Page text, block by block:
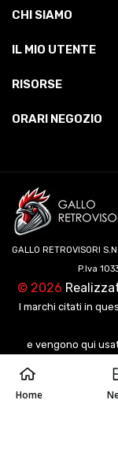
Home
CHI SIAMO
IL MIO UTENTE
RISORSE
ORARI NEGOZIO
GALLO RETROVISORI
P.Iva
© 2026
I marchi citati in
e vengono qui